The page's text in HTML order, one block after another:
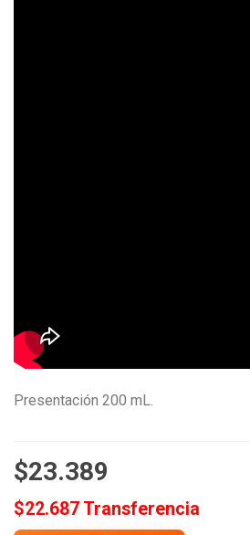
Presentación 200 mL.
$23.389
$22.687 Transferencia